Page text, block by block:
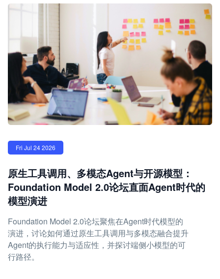
Fri Jul 24 2026
原生工具调用、多模态Agent与开源模型：
Foundation Model 2.0论坛直面Agent时代的
模型演进
Foundation Model 2.0论坛聚焦在Agent时代模型的
演进，讨论如何通过原生工具调用与多模态融合提升
Agent的执行能力与适应性，并探讨端侧小模型的可
行路径。